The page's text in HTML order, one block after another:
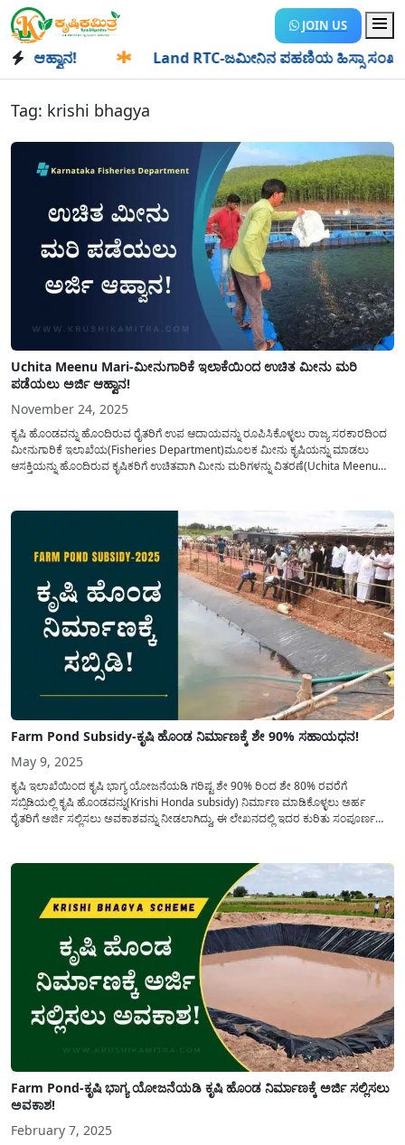
JOIN US
Land RTC-ಜಮೀನಿನ ಪಹಣಿಯ ಹಿಸ್ಸಾ ಸಂಖ್ಯೆ
Tag: krishi bhagya
Uchita Meenu Mari-ಮೀನುಗಾರಿಕೆ ಇಲಾಕೆಯಿಂದ ಉಚಿತ ಮೀನು ಮರಿ
ಪಡೆಯಲು ಅರ್ಜಿ ಆಹ್ವಾನ!
November 24, 2025
ಕೃಷಿ ಹೊಂಡವನ್ನು ಹೊಂದಿರುವ ರೈತರಿಗೆ ಉಪ ಆದಾಯವನ್ನು ರೂಪಿಸಿಕೊಳ್ಳಲು ರಾಜ್ಯ ಸರಕಾರದಿಂದ
ಮೀನುಗಾರಿಕೆ ಇಲಾಖೆಯ(Fisheries Department)ಮೂಲಕ ಮೀನು ಕೃಷಿಯನ್ನು ಮಾಡಲು
ಆಸಕ್ತಿಯನ್ನು ಹೊಂದಿರುವ ಕೃಷಿಕರಿಗೆ ಉಚಿತವಾಗಿ ಮೀನು ಮರಿಗಳನ್ನು ವಿತರಣೆ(Uchita Meenu
ತೋಟಕಾರಿಗೆ...
Farm Pond Subsidy-ಕೃಷಿ ಹೊಂಡ ನಿರ್ಮಾಣಕ್ಕೆ ಶೇ 90% ಸಹಾಯಧನ!
May 9, 2025
ಕೃಷಿ ಇಲಾಖೆಯಿಂದ ಕೃಷಿ ಭಾಗ್ಯ ಯೋಜನೆಯಡಿ ಗರಿಷ್ಟ ಶೇ 90% ರಿಂದ ಶೇ 80% ರವರೆಗೆ
ಸಬ್ಸಿಡಿಯಲ್ಲಿ ಕೃಷಿ ಹೊಂಡವನ್ನು(Krishi Honda subsidy) ನಿರ್ಮಾಣ ಮಾಡಿಕೊಳ್ಳಲು ಅರ್ಹ
ರೈತರಿಗೆ ಅರ್ಜಿ ಸಲ್ಲಿಸಲು ಅವಕಾಶವನ್ನು ನೀಡಲಾಗಿದ್ದು, ಈ ಲೇಖನದಲ್ಲಿ ಇದರ ಕುರಿತು ಸಂಪೂರ್ಣ
Farm Pond-ಕೃಷಿ ಭಾಗ್ಯ ಯೋಜನೆಯಡಿ ಕೃಷಿ ಹೊಂಡ ನಿರ್ಮಾಣಕ್ಕೆ ಅರ್ಜಿ ಸಲ್ಲಿಸಲು
ಅವಕಾಶ!
February 7, 2025